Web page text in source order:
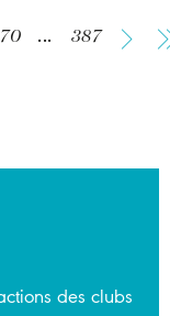
... 387
des clubs